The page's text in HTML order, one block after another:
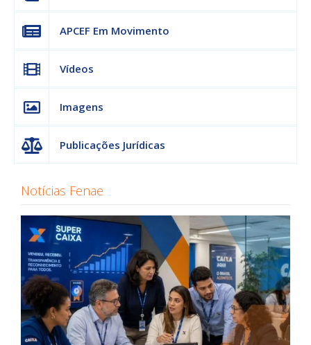
APCEF/SPAPCEF Em Movimento
Vídeos
Imagens
Publicações Jurídicas
Notícias Fenae